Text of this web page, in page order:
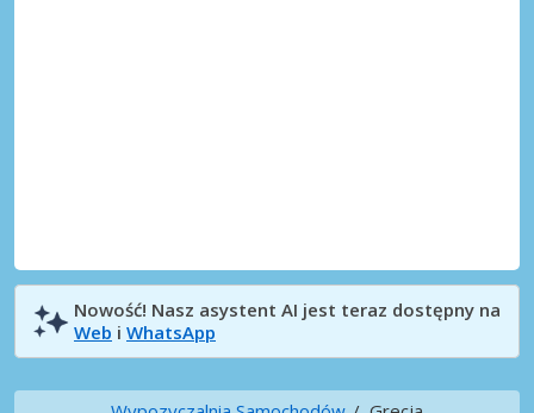
Nowość! Nasz asystent AI jest teraz dostępny na
Web i WhatsApp